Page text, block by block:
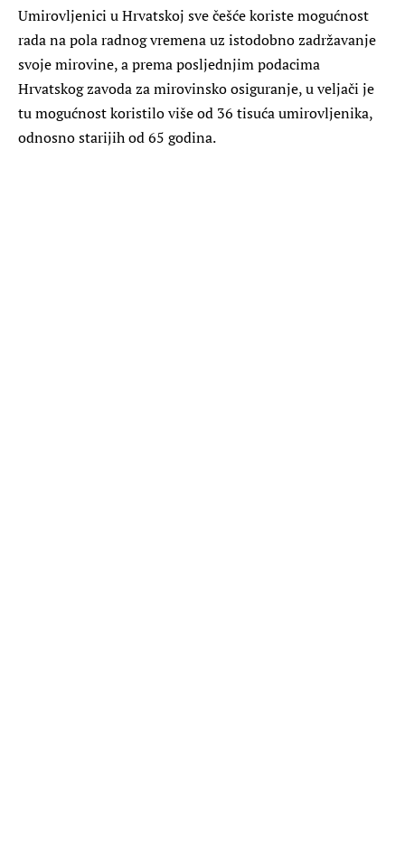
Umirovljenici u Hrvatskoj sve češće koriste mogućnost
rada na pola radnog vremena uz istodobno zadržavanje
svoje mirovine, a prema posljednjim podacima
Hrvatskog zavoda za mirovinsko osiguranje, u veljači je
tu mogućnost koristilo više od 36 tisuća umirovljenika,
odnosno starijih od 65 godina.